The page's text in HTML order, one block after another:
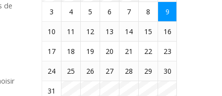
de
3 4 5 6 7 8 9
10 11 12 13 14 15 16
17 18 19 20 21 22 23
24 25 26 27 28 29 30
31